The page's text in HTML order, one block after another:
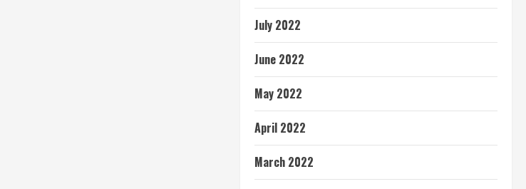
July 2022
June 2022
May 2022
April 2022
March 2022